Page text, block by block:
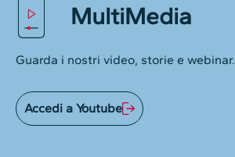
MultiMedia
Guarda i nostri video, storie e webinar.
Accedi a Youtube